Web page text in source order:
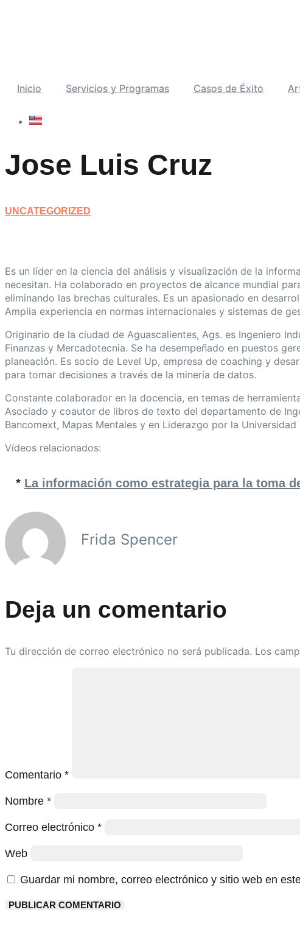
Inicio Servicios y Programas Casos de Éxito
Jose Luis Cruz
UNCATEGORIZED
Es un líder en la ciencia del análisis y visualización de la
necesitan. Ha colaborado en proyectos de alcance mundial
eliminando las brechas culturales. Es un apasionado en
Amplia experiencia en normas internacionales y sistemas de
Originario de la ciudad de Aguascalientes, Ags. es Ingeniero
Finanzas y Mercadotecnia. Se ha desempeñado en puestos
planeación. Es socio de Level Up, empresa de coaching y
para tomar decisiones a través de la minería de datos.
Constante colaborador en la docencia, en temas de
Asociado y coautor de libros de texto del departamento de
Bancomext, Mapas Mentales y en Liderazgo por la Universidad
Vídeos relacionados:
* La información como estrategia para la toma
Frida Spencer
Deja un comentario
Tu dirección de correo electrónico no será publicada. Los
Comentario *
Nombre *
Correo electrónico *
Web
Guardar mi nombre, correo electrónico y sitio web en